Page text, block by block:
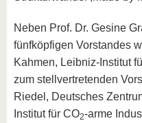
Neben Prof. Dr. Gesine
fünfköpfigen Vorstandes
Kahmen, Leibniz-Institut
zum stellvertretenden
Riedel, Deutsches
Institut für CO2-arme